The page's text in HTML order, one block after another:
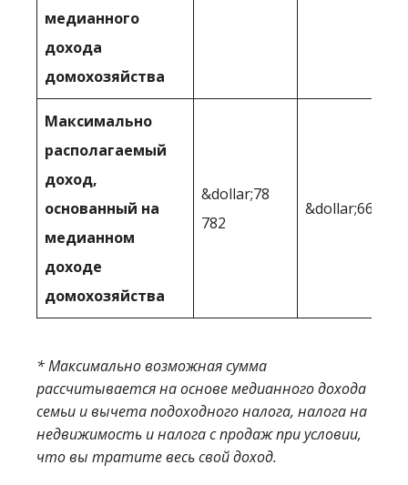
медианного
дохода
домохозяйства
Максимально
располагаемый
доход,
основанный на
медианном
доходе
домохозяйства
&dollar;78
782
&dollar;66,488
* Максимально возможная сумма
рассчитывается на основе медианного дохода
семьи и вычета подоходного налога, налога на
недвижимость и налога с продаж при условии,
что вы тратите весь свой доход.